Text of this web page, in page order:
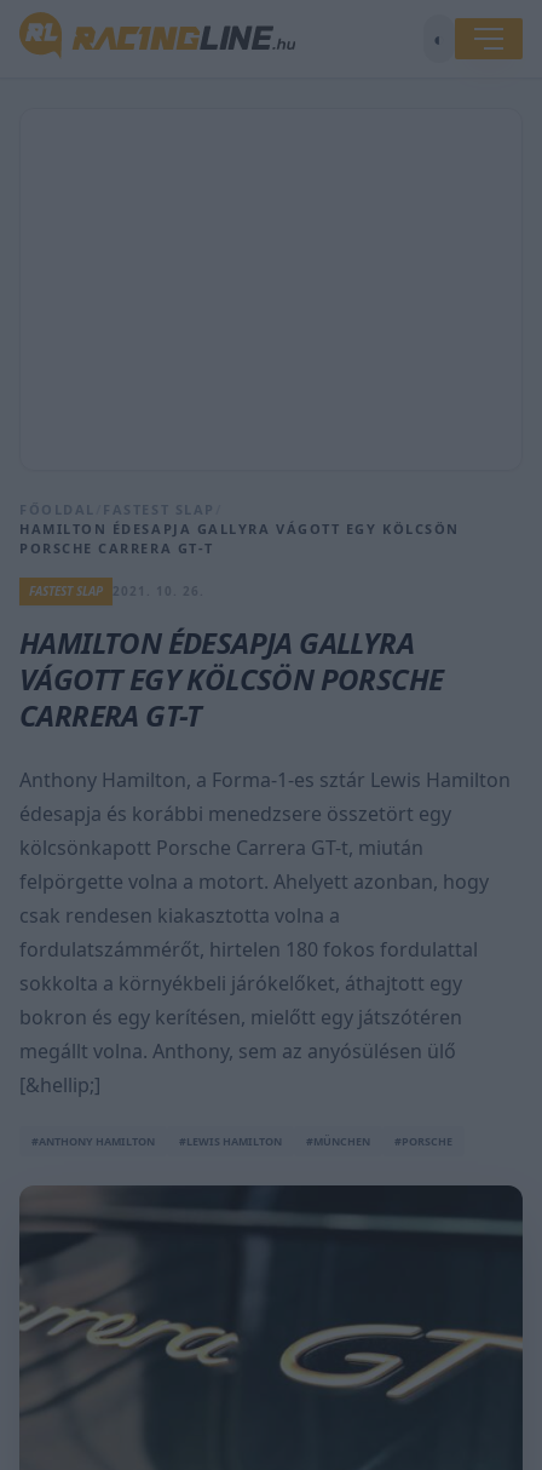
◐
FŐOLDAL FASTEST SLAP
HAMILTON ÉDESAPJA GALLYRA VÁGOTT EGY KÖLCSÖN
PORSCHE CARRERA GT-T
FASTEST SLAP
HAMILTON ÉDESAPJA GALLYRA
VÁGOTT EGY KÖLCSÖN PORSCHE
CARRERA GT-T
Anthony Hamilton, a Forma-1-es sztár Lewis Hamilton
édesapja és korábbi menedzsere összetört egy
kölcsönkapott Porsche Carrera GT-t, miután
felpörgette volna a motort. Ahelyett azonban, hogy
csak rendesen kiakasztotta volna a
fordulatszámmérőt, hirtelen 180 fokos fordulattal
sokkolta a környékbeli járókelőket, áthajtott egy
bokron és egy kerítésen, mielőtt egy játszótéren
megállt volna. Anthony, sem az anyósülésen ülő
[&hellip;]
#ANTHONY HAMILTON #LEWIS HAMILTON #MÜNCHEN #PORSCHE